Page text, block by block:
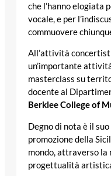
che l’hanno elogiata
vocale, e per
commuovere
All’attività
un’importante
masterclass su
docente al
Berklee College of
Degno di nota è il
promozione della
mondo, attraverso la
progettualità